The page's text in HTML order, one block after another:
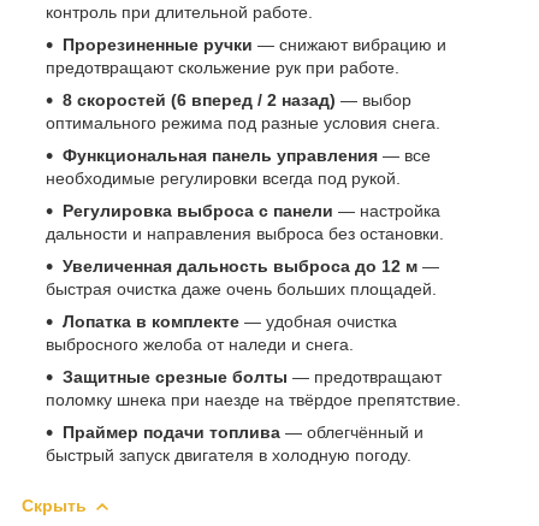
контроль при длительной работе.
Прорезиненные ручки — снижают вибрацию и
предотвращают скольжение рук при работе.
8 скоростей (6 вперед / 2 назад) — выбор
оптимального режима под разные условия снега.
Функциональная панель управления — все
необходимые регулировки всегда под рукой.
Регулировка выброса с панели — настройка
дальности и направления выброса без остановки.
Увеличенная дальность выброса до 12 м —
быстрая очистка даже очень больших площадей.
Лопатка в комплекте — удобная очистка
выбросного желоба от наледи и снега.
Защитные срезные болты — предотвращают
поломку шнека при наезде на твёрдое препятствие.
Праймер подачи топлива — облегчённый и
быстрый запуск двигателя в холодную погоду.
Скрыть